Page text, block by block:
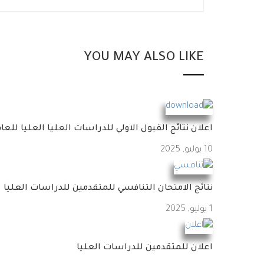
YOU MAY ALSO LIKE
اعلان نتائج القبول الاولي للدراسات العليا العليا للعام
10 يوليو, 2025
نتائج الامتحان التنافسي للمتقدمين للدراسات العليا
1 يوليو, 2025
اعلان للمتقدمين للدراسات العليا